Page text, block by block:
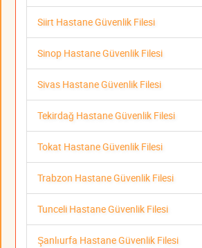
Siirt Hastane Güvenlik Filesi
Sinop Hastane Güvenlik Filesi
Sivas Hastane Güvenlik Filesi
Tekirdağ Hastane Güvenlik Filesi
Tokat Hastane Güvenlik Filesi
Trabzon Hastane Güvenlik Filesi
Tunceli Hastane Güvenlik Filesi
Şanlıurfa Hastane Güvenlik Filesi